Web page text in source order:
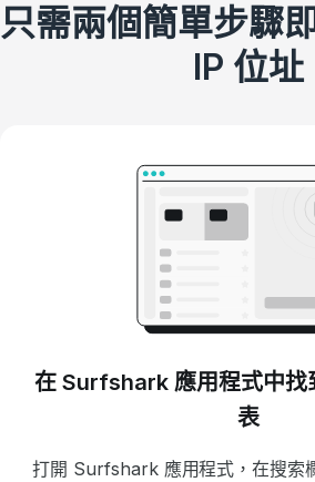
只需兩個簡單步驟
IP 位址
在 Surfshark 應用程式中找
表
打開 Surfshark 應用程式，在搜索